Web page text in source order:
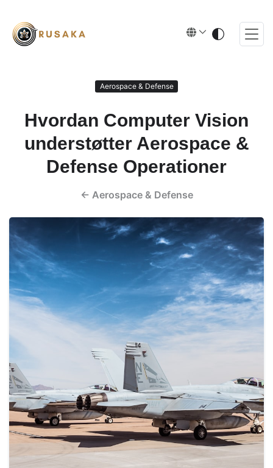
Aerospace & Defense
Hvordan Computer Vision
understøtter Aerospace &
Defense Operationer
← Aerospace & Defense